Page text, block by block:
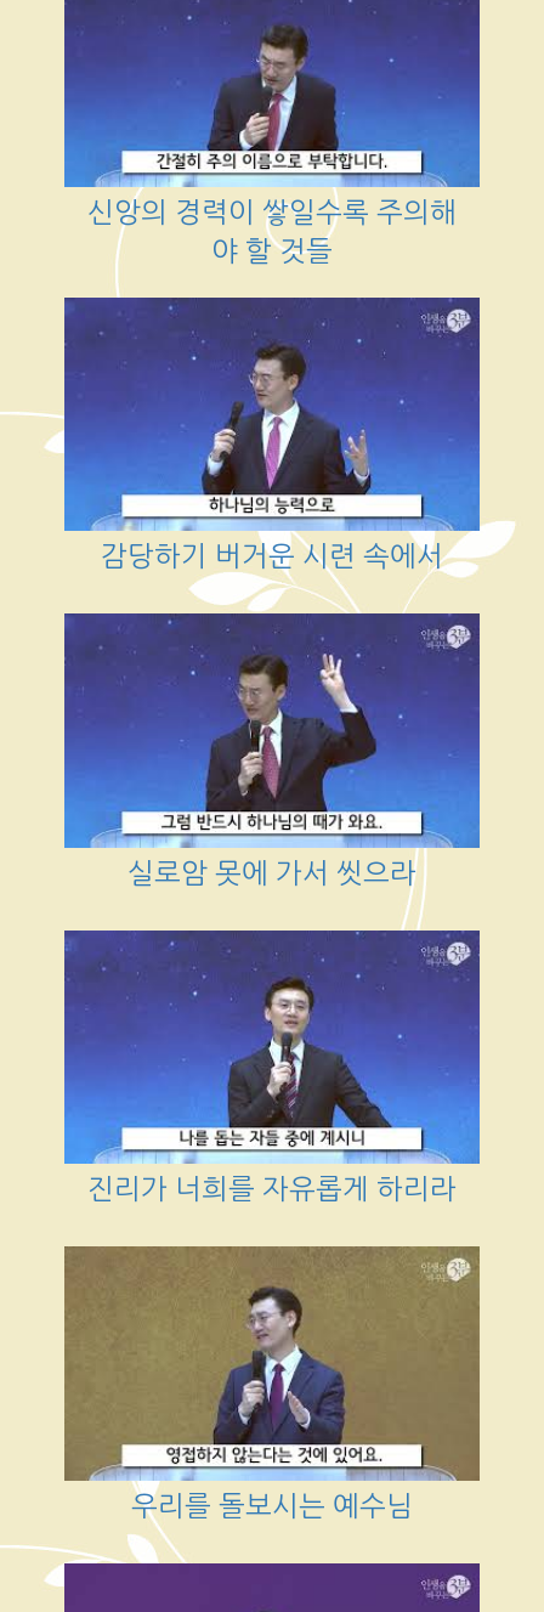
신앙의 경력이 쌓일수록 주의해
야 할 것들
감당하기 버거운 시련 속에서
실로암 못에 가서 씻으라
진리가 너희를 자유롭게 하리라
우리를 돌보시는 예수님